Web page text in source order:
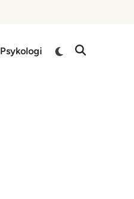
Psykologi
Switch
Open